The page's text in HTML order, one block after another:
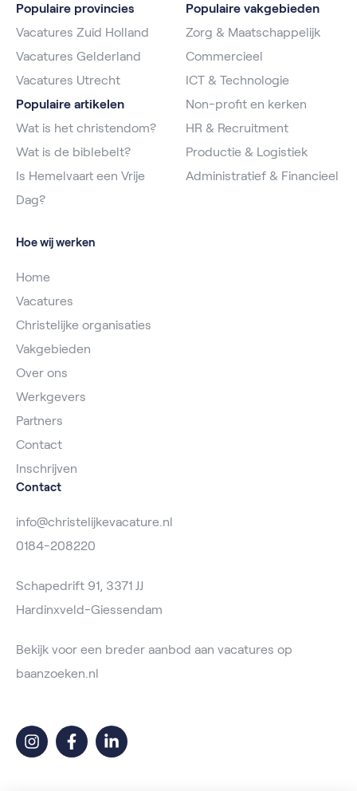
Populaire provincies
Vacatures Zuid Holland
Vacatures Gelderland
Vacatures Utrecht
Populaire artikelen
Wat is het christendom?
Wat is de biblebelt?
Is Hemelvaart een Vrije
Dag?
Populaire vakgebieden
Zorg & Maatschappelijk
Commercieel
ICT & Technologie
Non-profit en kerken
HR & Recruitment
Productie & Logistiek
Administratief & Financieel
Hoe wij werken
Home
Vacatures
Christelijke organisaties
Vakgebieden
Over ons
Werkgevers
Partners
Contact
Inschrijven
Contact
info@christelijkevacature.nl
0184-208220
Schapedrift 91, 3371 JJ
Hardinxveld-Giessendam
Bekijk voor een breder aanbod aan vacatures op
baanzoeken.nl